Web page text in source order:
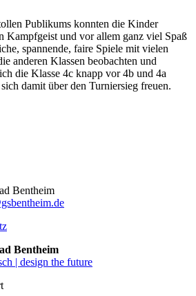
Publikums konnten die Kinder
Kampfgeist und vor allem ganz viel Spaß
spannende, faire Spiele mit vielen
anderen Klassen beobachten und
die Klasse 4c knapp vor 4b und 4a
damit über den Turniersieg freuen.
Bentheim
Bentheim
| design the future